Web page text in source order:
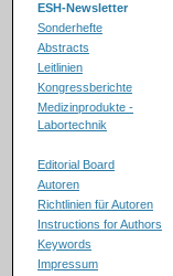
ESH-Newsletter
Sonderhefte
Abstracts
Leitlinien
Kongressberichte
Medizinprodukte -
Labortechnik
Editorial Board
Autoren
Richtlinien für Autoren
Instructions for Authors
Keywords
Impressum